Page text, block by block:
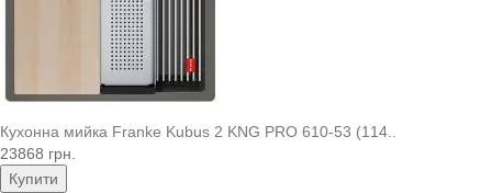
Кухонна мийка Franke Kubus 2 KNG PRO 610-53 (114..
23868 грн.
Купити